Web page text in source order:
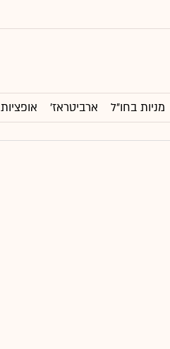
מניות בחו"ל ארביטראז' אופציות